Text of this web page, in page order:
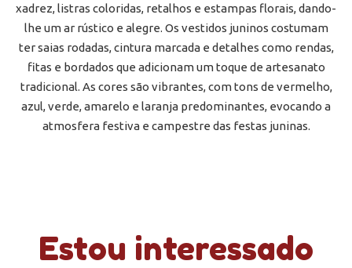
xadrez, listras coloridas, retalhos e estampas florais, dando-
lhe um ar rústico e alegre. Os vestidos juninos costumam
ter saias rodadas, cintura marcada e detalhes como rendas,
fitas e bordados que adicionam um toque de artesanato
tradicional. As cores são vibrantes, com tons de vermelho,
azul, verde, amarelo e laranja predominantes, evocando a
atmosfera festiva e campestre das festas juninas.
Estou interessado